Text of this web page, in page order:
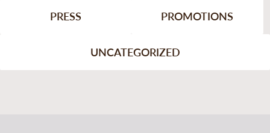
PRESS PROMOTIONS
UNCATEGORIZED